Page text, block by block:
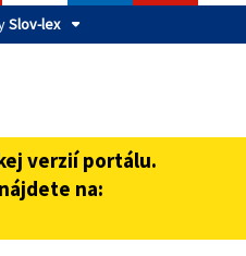
Slov-lex
verejnej správy SR.
https:// pred názvom
verzií portálu.
na: